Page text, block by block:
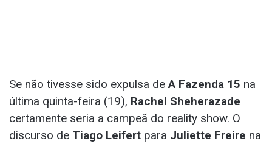
Se não tivesse sido expulsa de A Fazenda 15 na
última quinta-feira (19), Rachel Sheherazade
certamente seria a campeã do reality show. O
discurso de Tiago Leifert para Juliette Freire na